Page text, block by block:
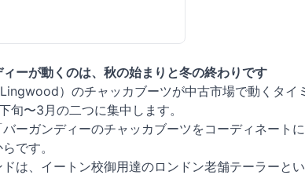
ーが動くのは、秋の始まりと冬の終わりです
）のチャッカブーツが中古市場で動くタイ
旬〜3月の二つに集中します。
ーガンディーのチャッカブーツをコーディネート
です。
は、イートン校御用達のロンドン老舗テーラーと